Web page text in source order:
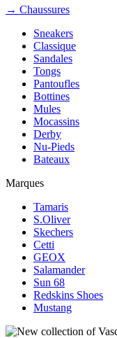
→ Chaussures
Sneakers
Classique
Sandales
Tongs
Pantoufles
Bottines
Mules
Mocassins
Derby
Nu-Pieds
Bateaux
Marques
Tamaris
S.Oliver
Skechers
Cetti
GEOX
Salamander
Sun 68
Redskins Shoes
Mustang